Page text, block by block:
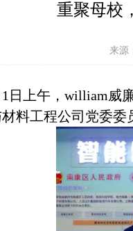
重聚母校
来源
1日上午，william威
料工程公司党委委